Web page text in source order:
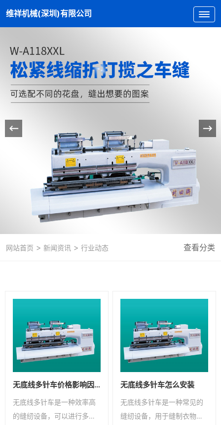
维祥机械(深圳)有限公司
网站首页 > 新闻资讯 > 行业动态 查看分类
无底线多针车价格影响因素
无底线多针车是一种效率高
的缝纫设备，可以进行多针
无底线多针车怎么安装
无底线多针车是一种常见的
缝纫设备，用于缝制衣物等